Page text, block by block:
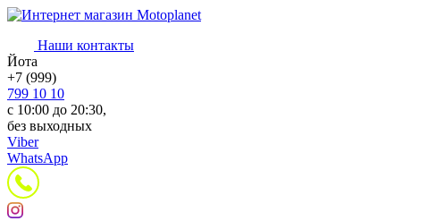
Наши контакты
Йота
+7 (999)
799 10 10
с 10:00 до 20:30,
без выходных
Viber
WhatsApp